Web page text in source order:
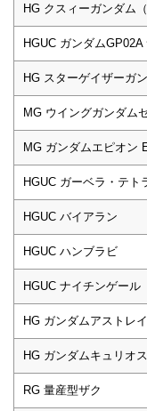
HG クスィーガンダム
HGUC ガンダムGP02A
HG スターゲイザーガ
MG ウイングガンダム
MG ガンダムエピオン
HGUC ガーベラ・テト
HGUC バイアラン
HGUC ハンブラビ
HGUC ナイチンゲール
HG ガンダムアストレ
HG ガンダムキュリオス
RG 量産型ザク